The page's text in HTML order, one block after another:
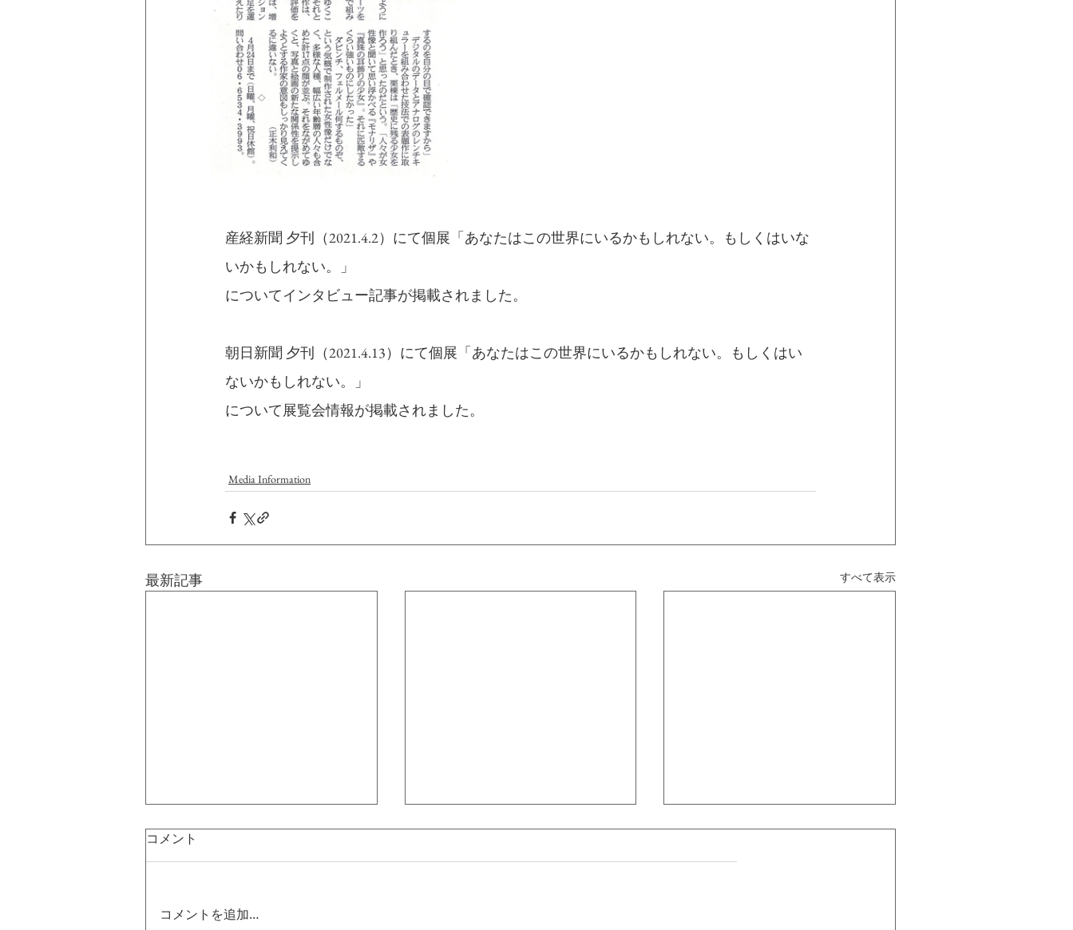
産経新聞 夕刊（2021.4.2）にて個展「あなたはこの世界にいるかもしれない。もしくはいな
いかもしれない。」
についてインタビュー記事が掲載されました。
朝日新聞 夕刊（2021.4.13）にて個展「あなたはこの世界にいるかもしれない。もしくはい
ないかもしれない。」
について展覧会情報が掲載されました。
Media Information
最新記事 すべて表示
コメント
コメントを追加…